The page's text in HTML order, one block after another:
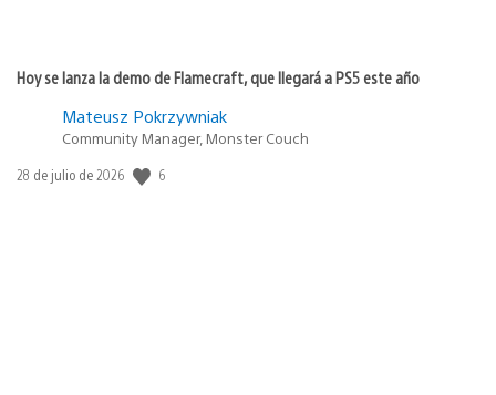
Hoy se lanza la demo de Flamecraft, que llegará a PS5 este año
Mateusz Pokrzywniak
Community Manager, Monster Couch
Fecha
28 de julio de 2026 6